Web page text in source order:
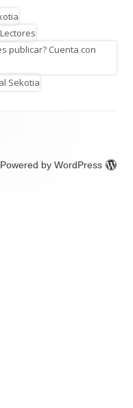
Powered by WordPress